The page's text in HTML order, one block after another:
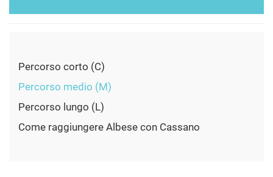
Percorso corto (C)
Percorso medio (M)
Percorso lungo (L)
Come raggiungere Albese con Cassano